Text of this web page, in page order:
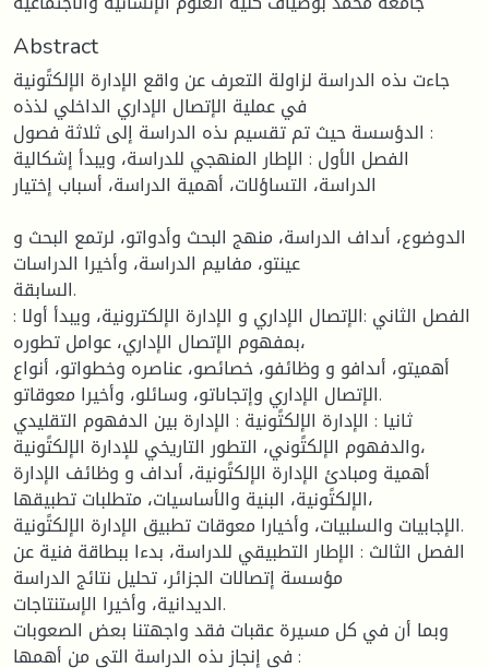
Abstract
جاءت ىذه الدراسة لزاولة التعرف عن واقع الإدارة الإلكتًونية
في عملية الإتصال الإداري الداخلي لذذه
الدؤسسة حيث تم تقسيم ىذه الدراسة إلى ثلاثة فصول :
الفصل الأول : الإطار المنهجي للدراسة، ويبدأ إشكالية
الدراسة، التساؤلات، أهمية الدراسة، أسباب إختيار
الدوضوع، أىداف الدراسة، منهج البحث وأدواتو، لرتمع البحث و
عينتو، مفاىيم الدراسة، وأخيرا الدراسات
السابقة.
الفصل الثاني :الإتصال الإداري و الإدارة الإلكترونية، ويبدأ أولا :
بمفهوم الإتصال الإداري، عوامل تطوره،
أهميتو، أىدافو و وظائفو، خصائصو، عناصره وخطواتو، أنواع
الإتصال الإداري وإتجاىاتو، وسائلو، وأخيرا معوقاتو.
ثانيا : الإدارة الإلكتًونية : الإدارة بين الدفهوم التقليدي
والدفهوم الإلكتًوني، التطور التاريخي للإدارة الإلكتًونية،
أهمية ومبادئ الإدارة الإلكتًونية، أىداف و وظائف الإدارة
الإلكتًونية، البنية والأساسيات، متطلبات تطبيقها،
الإجابيات والسلبيات، وأخيارا معوقات تطبيق الإدارة الإلكتًونية.
الفصل الثالث : الإطار التطبيقي للدراسة، بدءا ببطاقة فنية عن
مؤسسة إتصالات الجزائر، تحليل نتائج الدراسة
الديدانية، وأخيرا الإستنتاجات.
وبما أن في كل مسيرة عقبات فقد واجهتنا بعض الصعوبات
في إنجاز ىذه الدراسة التي من أهمها :